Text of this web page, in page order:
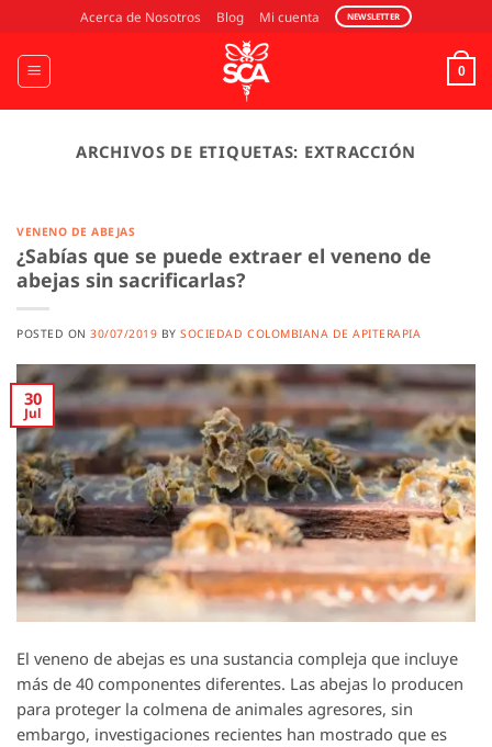
al
contenido
Acerca de Nosotros Blog Mi cuenta NEWSLETTER
0
ARCHIVOS DE ETIQUETAS: EXTRACCIÓN
VENENO DE ABEJAS
¿Sabías que se puede extraer el veneno de
abejas sin sacrificarlas?
POSTED ON30/07/2019 BYSOCIEDAD COLOMBIANA DE APITERAPIA
30
Jul
El veneno de abejas es una sustancia compleja que incluye
más de 40 componentes diferentes. Las abejas lo producen
para proteger la colmena de animales agresores, sin
embargo, investigaciones recientes han mostrado que es